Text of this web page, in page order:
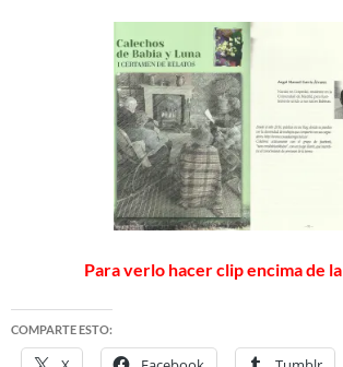
Para verlo hacer clip encima de la
COMPARTE ESTO: